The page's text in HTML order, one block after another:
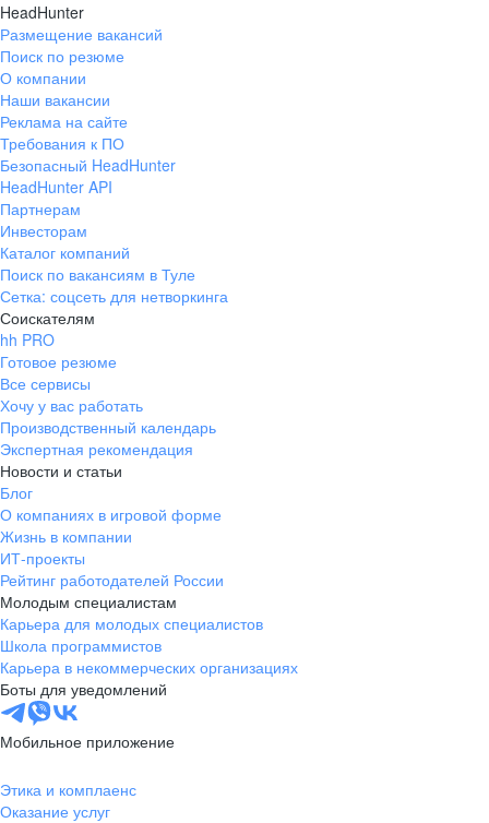
HeadHunter
Размещение вакансий
Поиск по резюме
О компании
Наши вакансии
Реклама на сайте
Требования к ПО
Безопасный HeadHunter
HeadHunter API
Партнерам
Инвесторам
Каталог компаний
Поиск по вакансиям в Туле
Сетка: соцсеть для нетворкинга
Соискателям
hh PRO
Готовое резюме
Все сервисы
Хочу у вас работать
Производственный календарь
Экспертная рекомендация
Новости и статьи
Блог
О компаниях в игровой форме
Жизнь в компании
ИТ-проекты
Рейтинг работодателей России
Молодым специалистам
Карьера для молодых специалистов
Школа программистов
Карьера в некоммерческих организациях
Боты для уведомлений
Мобильное приложение
Этика и комплаенс
Оказание услуг